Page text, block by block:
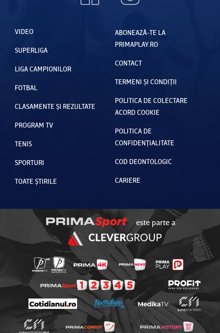
VIDEO
SUPERLIGA
LIGA CAMPIONILOR
FOTBAL
CLASAMENTE ȘI REZULTATE
PROGRAM TV
TENIS
SPORTURI
TOATE ȘTIRILE
ABONEAZĂ-TE LA
PRIMAPLAY.RO
CONTACT
TERMENI ȘI CONDIȚII
POLITICA DE COLECTARE
ACORD COOKIE
POLITICA DE
CONFIDENȚIALITATE
COD DEONTOLOGIC
CARIERE
este parte a